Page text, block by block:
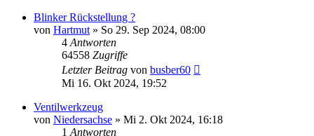
Blinker Rückstellung ?
von Hartmut » So 29. Sep 2024, 08:00
4 Antworten
64558 Zugriffe
Letzter Beitrag von busber60
Mi 16. Okt 2024, 19:52
Ventilwerkzeug
von Niedersachse » Mi 2. Okt 2024, 16:18
1 Antworten